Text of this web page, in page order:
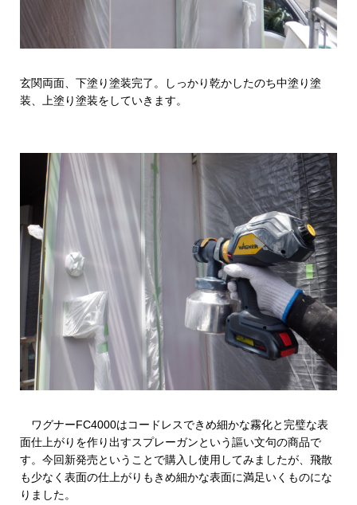
玄関両面、下塗り塗装完了。しっかり乾かしたのち中塗り塗
装、上塗り塗装をしていきます。
ワグナーFC4000はコードレスできめ細かな霧化と完璧な表
面仕上がりを作り出すスプレーガンという謳い文句の商品で
す。今回新発売ということで購入し使用してみましたが、飛散
も少なく表面の仕上がりもきめ細かな表面に満足いくものにな
りました。